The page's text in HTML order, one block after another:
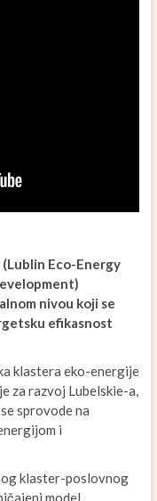
(Lublin Eco-Energy
nivou koji se
efikasnost
klastera eko-energije
za razvoj Lubelskie-a,
sprovode na
i
klaster-poslovnog
model